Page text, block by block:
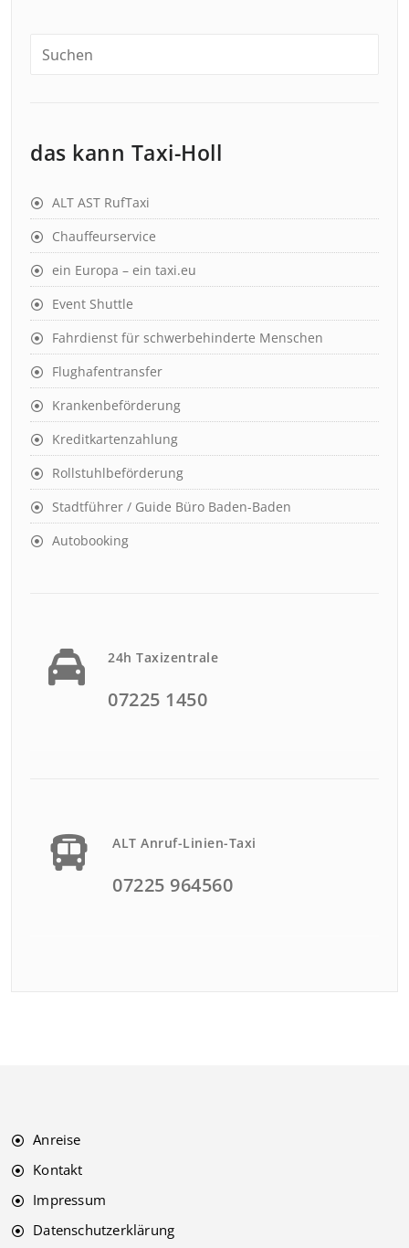
das kann Taxi-Holl
ALT AST RufTaxi
Chauffeurservice
ein Europa – ein taxi.eu
Event Shuttle
Fahrdienst für schwerbehinderte Menschen
Flughafentransfer
Krankenbeförderung
Kreditkartenzahlung
Rollstuhlbeförderung
Stadtführer / Guide Büro Baden-Baden
Autobooking
24h Taxizentrale
07225 1450
ALT Anruf-Linien-Taxi
07225 964560
Anreise
Kontakt
Impressum
Datenschutzerklärung